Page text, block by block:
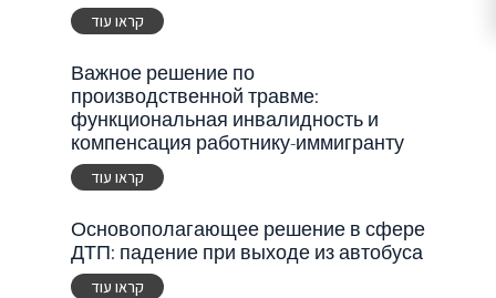
קראו עוד
Важное решение по
производственной травме:
функциональная инвалидность и
компенсация работнику-иммигранту
קראו עוד
Основополагающее решение в сфере
ДТП: падение при выходе из автобуса
קראו עוד